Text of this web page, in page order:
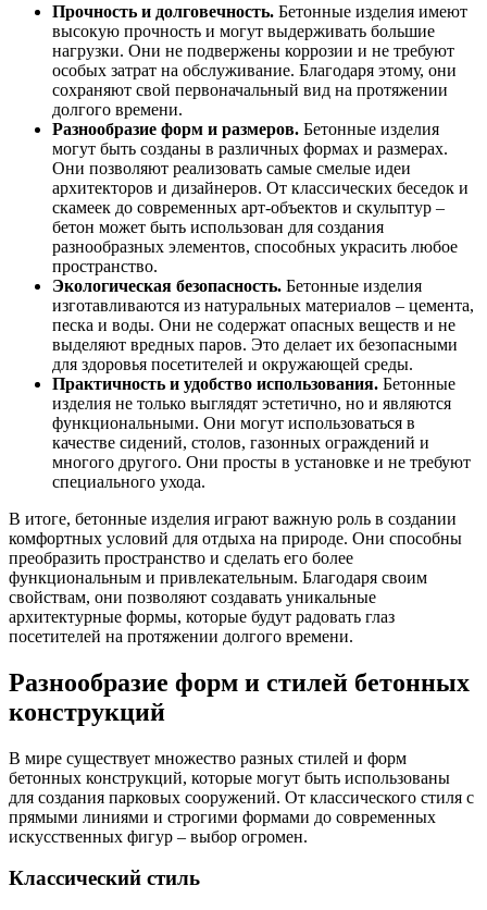
Прочность и долговечность. Бетонные изделия имеют
высокую прочность и могут выдерживать большие
нагрузки. Они не подвержены коррозии и не требуют
особых затрат на обслуживание. Благодаря этому, они
сохраняют свой первоначальный вид на протяжении
долгого времени.
Разнообразие форм и размеров. Бетонные изделия
могут быть созданы в различных формах и размерах.
Они позволяют реализовать самые смелые идеи
архитекторов и дизайнеров. От классических беседок и
скамеек до современных арт-объектов и скульптур –
бетон может быть использован для создания
разнообразных элементов, способных украсить любое
пространство.
Экологическая безопасность. Бетонные изделия
изготавливаются из натуральных материалов – цемента,
песка и воды. Они не содержат опасных веществ и не
выделяют вредных паров. Это делает их безопасными
для здоровья посетителей и окружающей среды.
Практичность и удобство использования. Бетонные
изделия не только выглядят эстетично, но и являются
функциональными. Они могут использоваться в
качестве сидений, столов, газонных ограждений и
многого другого. Они просты в установке и не требуют
специального ухода.
В итоге, бетонные изделия играют важную роль в создании
комфортных условий для отдыха на природе. Они способны
преобразить пространство и сделать его более
функциональным и привлекательным. Благодаря своим
свойствам, они позволяют создавать уникальные
архитектурные формы, которые будут радовать глаз
посетителей на протяжении долгого времени.
Разнообразие форм и стилей бетонных
конструкций
В мире существует множество разных стилей и форм
бетонных конструкций, которые могут быть использованы
для создания парковых сооружений. От классического стиля с
прямыми линиями и строгими формами до современных
искусственных фигур – выбор огромен.
Классический стиль